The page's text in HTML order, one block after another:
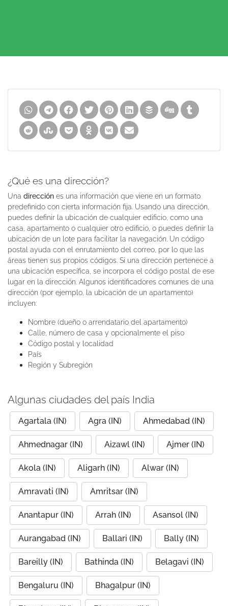
¿Qué es una dirección?
Una dirección es una información que viene en un formato
predefinido con cierta información fija. Usando una dirección,
puedes definir la ubicación de cualquier edificio, como una
casa, apartamento o cualquier otro edificio, o puedes definir la
ubicación de un lote para facilitar la navegación. Un código
postal ayuda con el enrutamiento del correo, por lo que las
áreas tienen sus propios códigos. Si una dirección pertenece a
una ubicación específica, se incorpora el código postal de ese
lugar en la dirección. Algunos identificadores comunes de una
dirección (por ejemplo, la ubicación de un apartamento)
incluyen:
Nombre (dueño o arrendatario del apartamento)
Calle, número de casa y opcionalmente el piso
Código postal y localidad
País
Región y Subregión
Algunas ciudades del país India
Agartala (IN) Agra (IN) Ahmedabad (IN)
Ahmednagar (IN) Aizawl (IN) Ajmer (IN)
Akola (IN) Aligarh (IN) Alwar (IN)
Amravati (IN) Amritsar (IN)
Anantapur (IN) Arrah (IN) Asansol (IN)
Aurangabad (IN) Ballari (IN) Bally (IN)
Bareilly (IN) Bathinda (IN) Belagavi (IN)
Bengaluru (IN) Bhagalpur (IN)